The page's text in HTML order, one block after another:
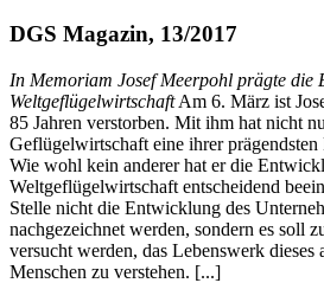
DGS Magazin, 13/2017
In Memoriam Josef Meerpohl prägte die
WeltgeflügelwirtschaftAm 6. März ist
85 Jahren verstorben. Mit ihm hat nicht
Geflügelwirtschaft eine ihrer
Wie wohl kein anderer hat er die
Weltgeflügelwirtschaft entscheidend
Stelle nicht die Entwicklung des
nachgezeichnet werden, sondern es soll
versucht werden, das Lebenswerk dieses
Menschen zu verstehen. [...]